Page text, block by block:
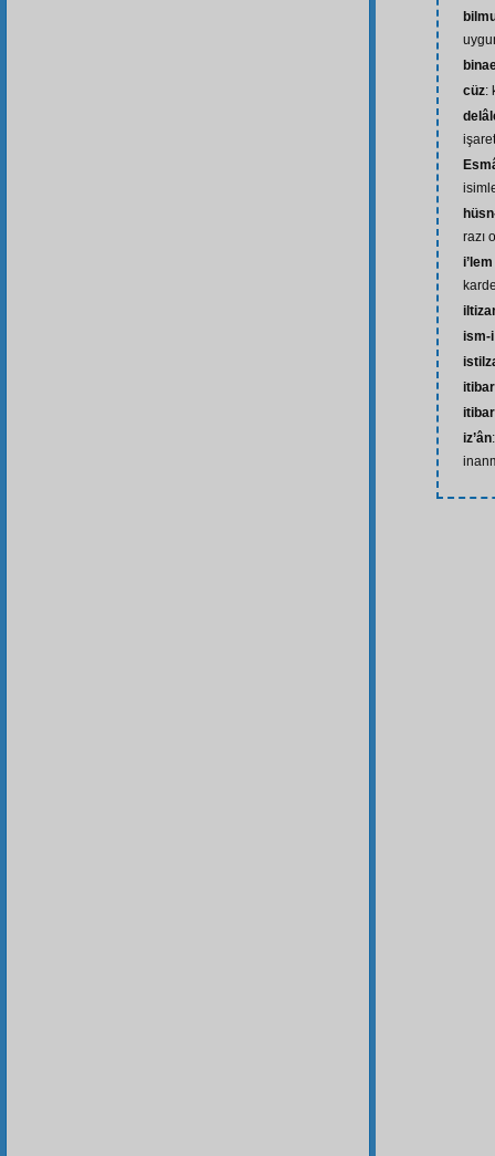
cüz:
razı
ism-
itibar
iz’ân